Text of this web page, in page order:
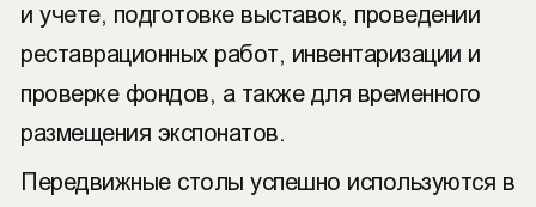
и учете, подготовке выставок, проведении
реставрационных работ, инвентаризации и
проверке фондов, а также для временного
размещения экспонатов.
Передвижные столы успешно используются в